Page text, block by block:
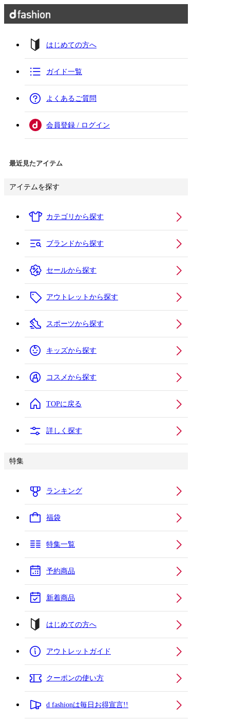
はじめての方へ
ガイド一覧
よくあるご質問
会員登録 / ログイン
最近見たアイテム
アイテムを探す
カテゴリから探す
ブランドから探す
セールから探す
アウトレットから探す
スポーツから探す
キッズから探す
コスメから探す
TOPに戻る
詳しく探す
特集
ランキング
福袋
特集一覧
予約商品
新着商品
はじめての方へ
アウトレットガイド
クーポンの使い方
d fashionは毎日お得宣言!!